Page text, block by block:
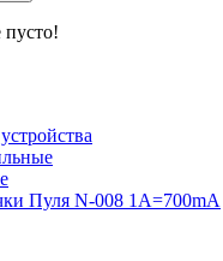
пусто!
Пуля N-008 1A=700mA